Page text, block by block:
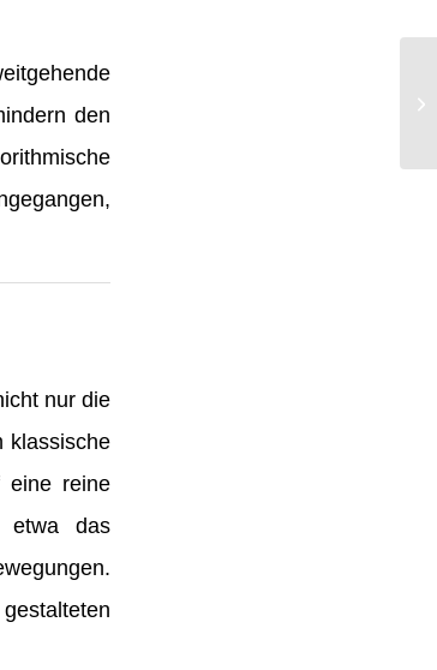
den
nur die
klassische
eine reine
etwa das